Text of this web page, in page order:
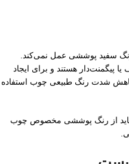
سفید پوششی عمل نمی‌کند.
پیگمنت‌دار هستند و برای ایجاد
شدت رنگ طبیعی چوب استفاده
باید از رنگ پوششی مخصوص چوب